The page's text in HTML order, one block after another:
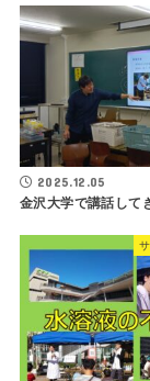
2025.12.05
金沢大学で講話して